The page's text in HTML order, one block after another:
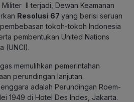
II terjadi, Dewan Keamanan
Resolusi 67 yang berisi seruan
tokoh-tokoh Indonesia
pembentukan United Nations
(UNCI).
memulihkan pemerintahan
perundingan lanjutan.
adalah Perundingan Roem-
1949 di Hotel Des Indes, Jakarta.